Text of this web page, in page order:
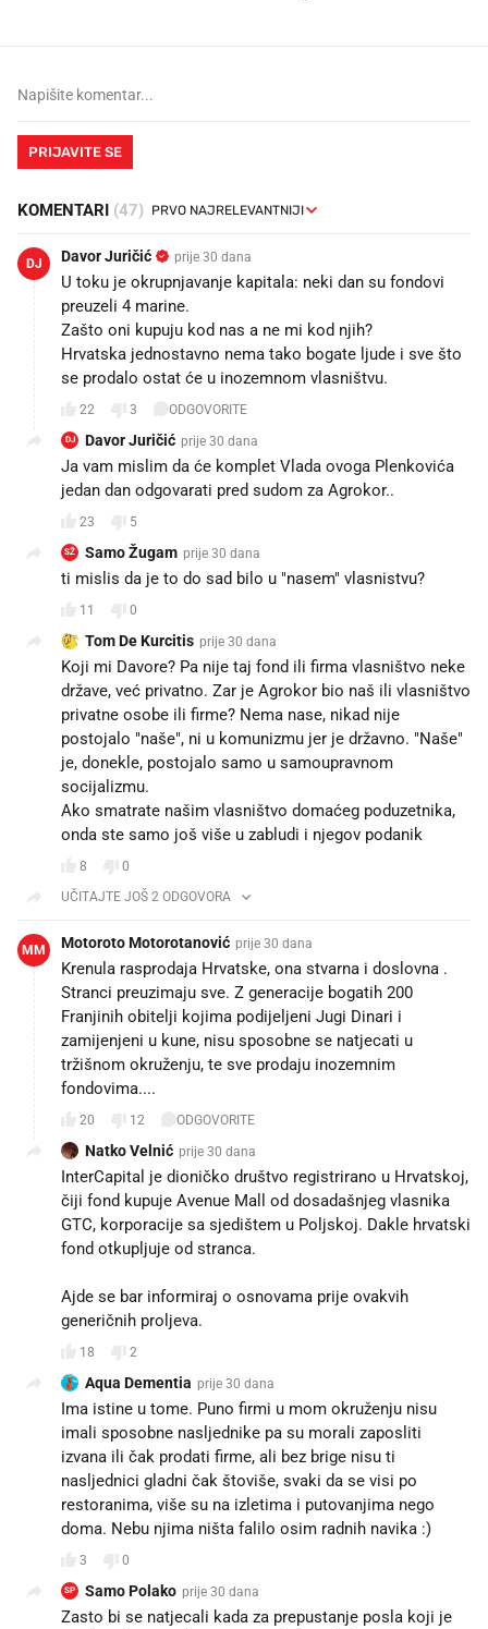
PRIJAVITE SE
KOMENTARI (47)
DJ Davor Juričić prije 30 dana
U toku je okrupnjavanje kapitala: neki dan su fondovi
preuzeli 4 marine.
Zašto oni kupuju kod nas a ne mi kod njih? 😂
Hrvatska jednostavno nema tako bogate ljude i sve što
se prodalo ostat će u inozemnom vlasništvu.
22 3 ODGOVORITE
DJ Davor Juričić prije 30 dana
Ja vam mislim da će komplet Vlada ovoga Plenkovića
jedan dan odgovarati pred sudom za Agrokor..
23 5
SŽ Samo Žugam prije 30 dana
ti mislis da je to do sad bilo u "nasem" vlasnistvu?
11 0
Tom De Kurcitis prije 30 dana
Koji mi Davore? Pa nije taj fond ili firma vlasništvo neke
države, već privatno. Zar je Agrokor bio naš ili vlasništvo
privatne osobe ili firme? Nema nase, nikad nije
postojalo "naše", ni u komunizmu jer je državno. "Naše"
je, donekle, postojalo samo u samoupravnom
socijalizmu.
Ako smatrate našim vlasništvo domaćeg poduzetnika,
onda ste samo još više u zabludi i njegov podanik
8
0
UČITAJTE JOŠ 2 ODGOVORA
MM Motoroto Motorotanović prije 30 dana
Krenula rasprodaja Hrvatske, ona stvarna i doslovna .
Stranci preuzimaju sve. Z generacije bogatih 200
Franjinih obitelji kojima podijeljeni Jugi Dinari i
zamijenjeni u kune, nisu sposobne se natjecati u
tržišnom okruženju, te sve prodaju inozemnim
fondovima....
20 12 ODGOVORITE
Natko Velnić prije 30 dana
InterCapital je dioničko društvo registrirano u Hrvatskoj,
čiji fond kupuje Avenue Mall od dosadašnjeg vlasnika
GTC, korporacije sa sjedištem u Poljskoj. Dakle hrvatski
fond otkupljuje od stranca.
Ajde se bar informiraj o osnovama prije ovakvih
generičnih proljeva.
18 2
Aqua Dementia prije 30 dana
Ima istine u tome. Puno firmi u mom okruženju nisu
imali sposobne nasljednike pa su morali zaposliti
izvana ili čak prodati firme, ali bez brige nisu ti
nasljednici gladni čak štoviše, svaki da se visi po
restoranima, više su na izletima i putovanjima nego
doma. Nebu njima ništa falilo osim radnih navika :)
3 0
SP Samo Polako prije 30 dana
Zasto bi se natjecali kada za prepustanje posla koji je